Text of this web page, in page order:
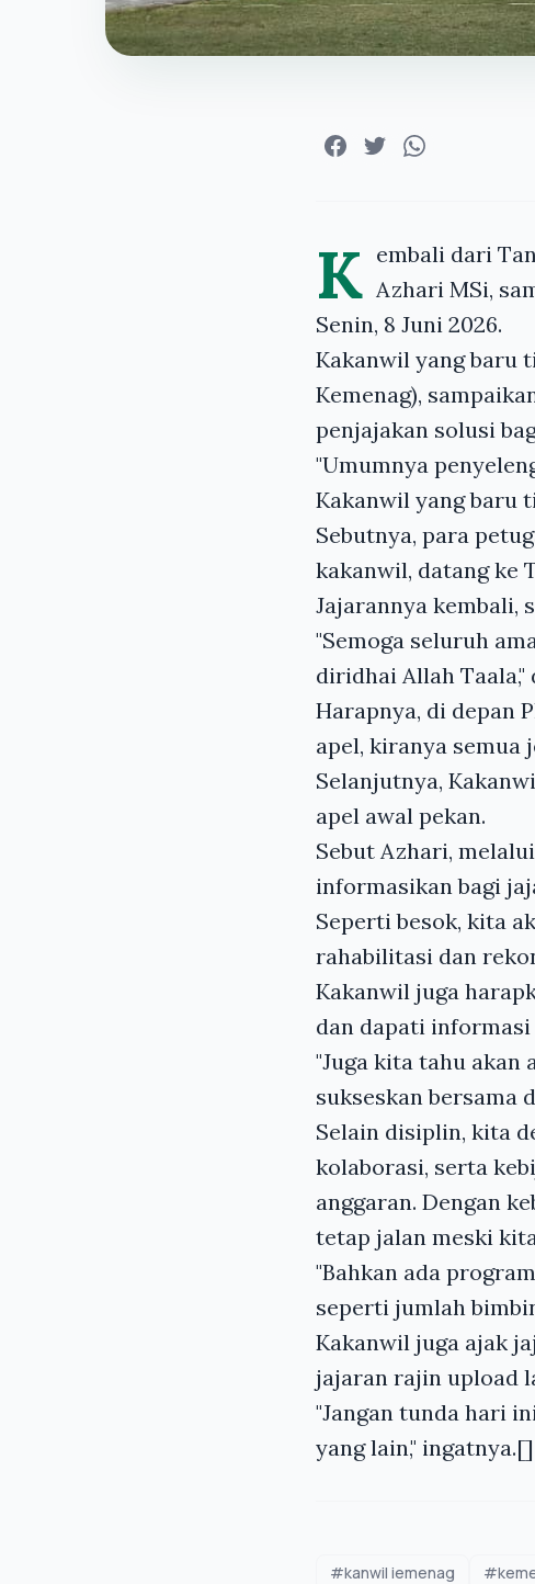
K embali dari
Azhari MSi,
Senin, 8 Juni 2026.
Kakanwil yang baru
Kemenag),
penjajakan solusi
"Umumnya
Kakanwil yang baru
Sebutnya, para
kakanwil, datang ke
Jajarannya kembali,
"Semoga seluruh
diridhai Allah
Harapnya, di depan
apel, kiranya semua
Selanjutnya,
apel awal pekan.
Sebut Azhari,
informasikan bagi
Seperti besok, kita
rahabilitasi dan
Kakanwil juga
dan dapati informasi
"Juga kita tahu akan
sukseskan bersama
Selain disiplin, kita
kolaborasi, serta
anggaran. Dengan
tetap jalan meski
"Bahkan ada
seperti jumlah
Kakanwil juga ajak
jajaran rajin upload
"Jangan tunda hari
yang lain," ingatnya.[]
#kanwil iemenag